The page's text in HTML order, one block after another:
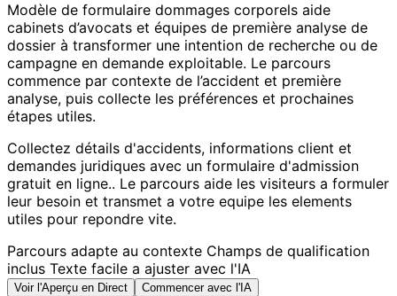
Modèle de formulaire dommages corporels aide
cabinets d’avocats et équipes de première analyse de
dossier à transformer une intention de recherche ou de
campagne en demande exploitable. Le parcours
commence par contexte de l’accident et première
analyse, puis collecte les préférences et prochaines
étapes utiles.
Collectez détails d'accidents, informations client et
demandes juridiques avec un formulaire d'admission
gratuit en ligne.. Le parcours aide les visiteurs a formuler
leur besoin et transmet a votre equipe les elements
utiles pour repondre vite.
Parcours adapte au contexte Champs de qualification
inclus Texte facile a ajuster avec l'IA
Voir l'Aperçu en Direct Commencer avec l'IA